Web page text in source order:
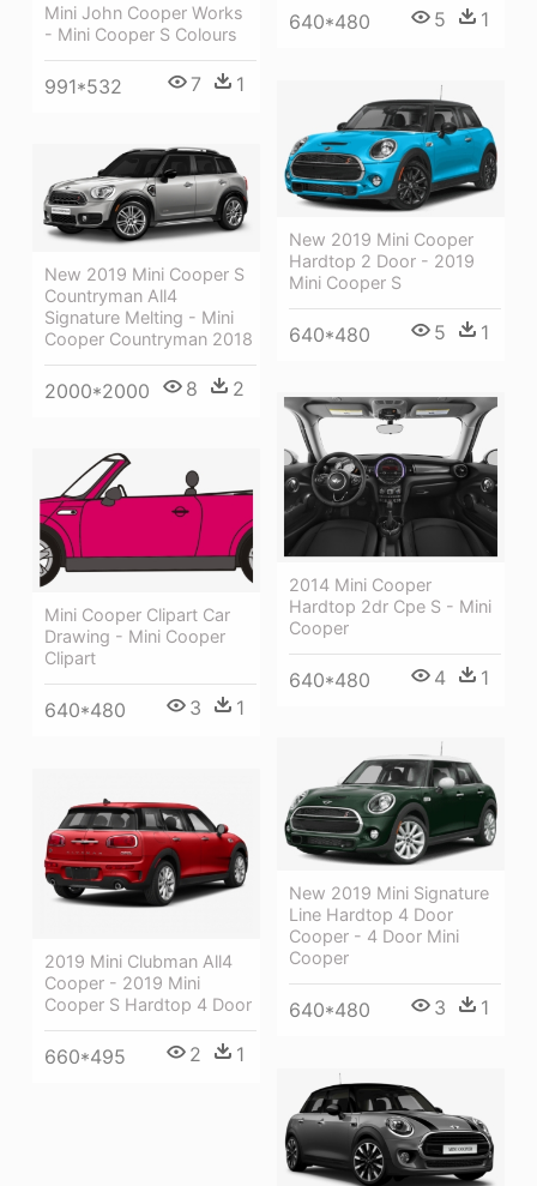
640*480 5 1
Mini John Cooper Works
- Mini Cooper S Colours
991*532 7 1
New 2019 Mini Cooper
Hardtop 2 Door - 2019
Mini Cooper S
640*480 5 1
New 2019 Mini Cooper S
Countryman All4
Signature Melting - Mini
Cooper Countryman 2018
2000*2000 8 2
2014 Mini Cooper
Hardtop 2dr Cpe S - Mini
Cooper
640*480 4 1
Mini Cooper Clipart Car
Drawing - Mini Cooper
Clipart
640*480 3 1
New 2019 Mini Signature
Line Hardtop 4 Door
Cooper - 4 Door Mini
Cooper
640*480 3 1
2019 Mini Clubman All4
Cooper - 2019 Mini
Cooper S Hardtop 4 Door
660*495 2 1